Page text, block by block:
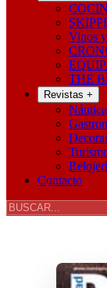
Vinos
THE
Revistas +
Náutica
Contacto